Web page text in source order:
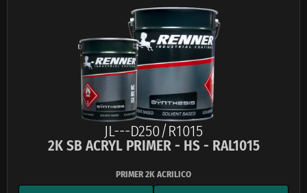
JL---D250/R1015
2K SB ACRYL PRIMER - HS - RAL1015